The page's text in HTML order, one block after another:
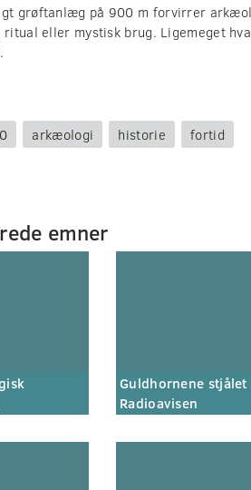
grøftanlæg på 900 m forvirrer
ritual eller mystisk brug. Ligemeget
arkæologi historie fortid
emner
Guldhornene stjålet
Radioavisen